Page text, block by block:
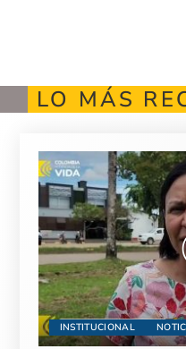
LO MÁS
INSTITUCIONAL